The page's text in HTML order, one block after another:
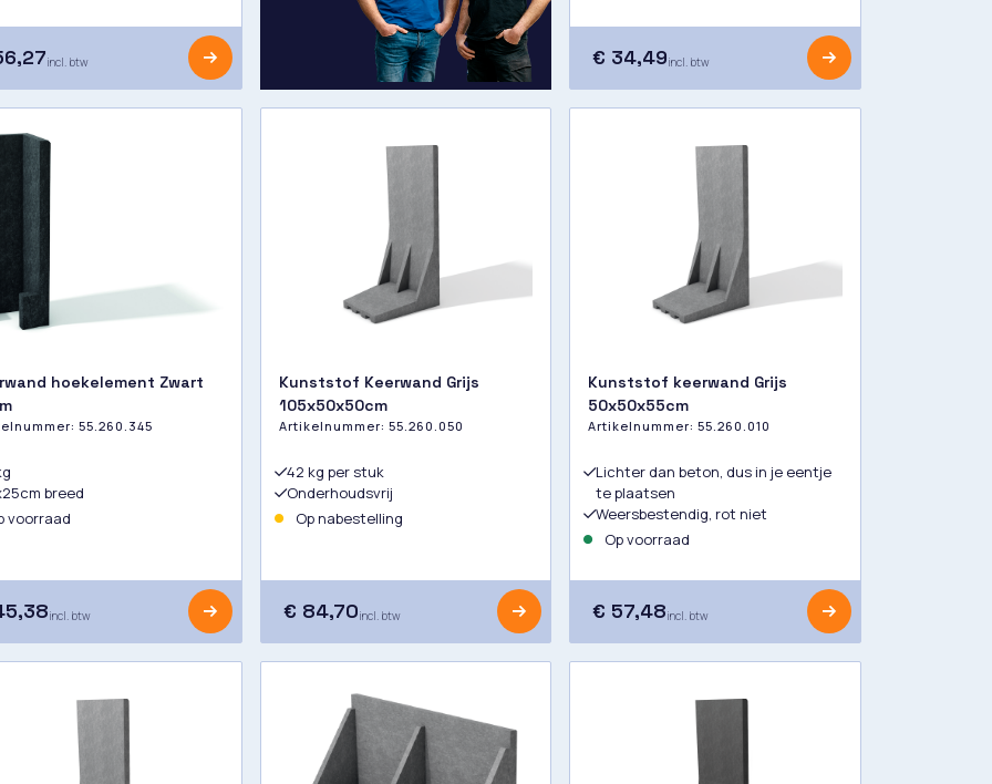
incl. btw € 34,49incl. btw
hoekelement Zwart
55.260.345
breed
voorraad
incl. btw
Kunststof Keerwand Grijs
105x50x50cm
Artikelnummer: 55.260.050
42 kg per stuk
Onderhoudsvrij
Op nabestelling
€ 84,70incl. btw
Kunststof keerwand Grijs
50x50x55cm
Artikelnummer:55.260.010
Lichter dan beton, dus in je eentje
te plaatsen
Weersbestendig, rot niet
Op voorraad
€ 57,48incl. btw